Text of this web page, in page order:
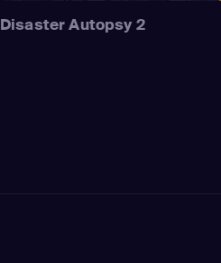
Disaster Autopsy 2